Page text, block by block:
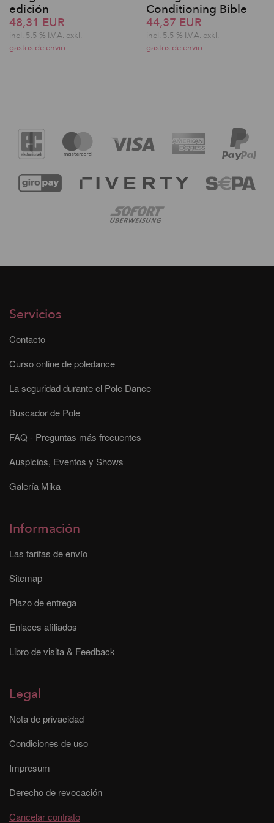
edición
48,31 EUR
incl. 5.5 % I.V.A. exkl.
gastos de envio
Conditioning Bible
44,37 EUR
incl. 5.5 % I.V.A. exkl.
gastos de envio
Servicios
Contacto
Curso online de poledance
La seguridad durante el Pole Dance
Buscador de Pole
FAQ - Preguntas más frecuentes
Auspicios, Eventos y Shows
Galería Mika
Información
Las tarifas de envío
Sitemap
Plazo de entrega
Enlaces afiliados
Libro de visita & Feedback
Legal
Nota de privacidad
Condiciones de uso
Impresum
Derecho de revocación
Cancelar contrato